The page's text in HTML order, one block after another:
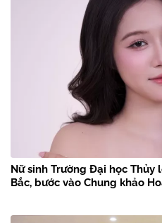
Nữ sinh Trường Đại học Thủy
Bắc, bước vào Chung khảo